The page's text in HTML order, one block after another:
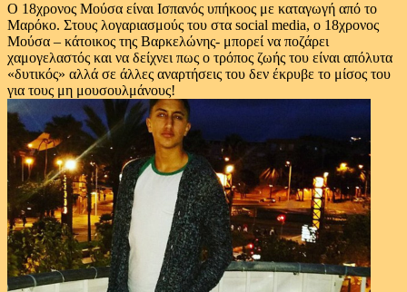
Ο 18χρονος Μούσα είναι Ισπανός υπήκοος με καταγωγή από το
Μαρόκο. Στους λογαριασμούς του στα social media, ο 18χρονος
Μούσα – κάτοικος της Βαρκελώνης- μπορεί να ποζάρει
χαμογελαστός και να δείχνει πως ο τρόπος ζωής του είναι απόλυτα
«δυτικός» αλλά σε άλλες αναρτήσεις του δεν έκρυβε το μίσος του
για τους μη μουσουλμάνους!